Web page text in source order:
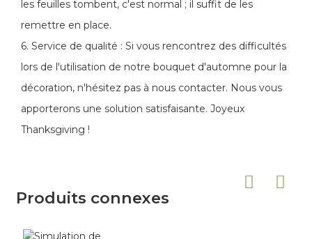
les feuilles tombent, c'est normal ; il suffit de les
remettre en place.
6. Service de qualité : Si vous rencontrez des difficultés
lors de l'utilisation de notre bouquet d'automne pour la
décoration, n'hésitez pas à nous contacter. Nous vous
apporterons une solution satisfaisante. Joyeux
Thanksgiving !
Produits connexes